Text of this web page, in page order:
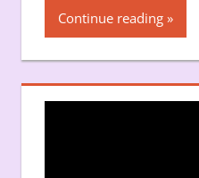
Continue reading